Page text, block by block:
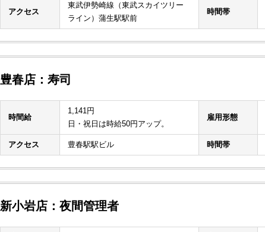
アクセス
東武伊勢崎線（東武スカイツリー
ライン）蒲生駅駅前
時間帯
豊春店：寿司
時間給
1,141円
日・祝日は時給50円アップ。
雇用形態
アクセス 豊春駅駅ビル 時間帯
新小岩店：夜間管理者